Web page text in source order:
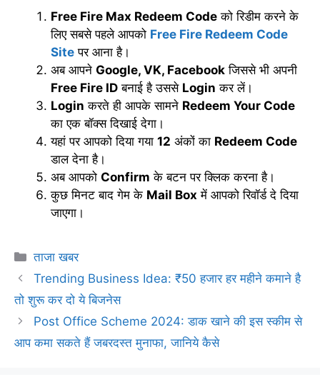
Free Fire Max Redeem Code को रिडीम करने के
लिए सबसे पहले आपको Free Fire Redeem Code
Site पर आना है।
अब आपने Google, VK, Facebook जिससे भी अपनी
Free Fire ID बनाई है उससे Login कर लें।
Login करते ही आपके सामने Redeem Your Code
का एक बॉक्स दिखाई देगा।
यहां पर आपको दिया गया 12 अंकों का Redeem Code
डाल देना है।
अब आपको Confirm के बटन पर क्लिक करना है।
कुछ मिनट बाद गेम के Mail Box में आपको रिवॉर्ड दे दिया
जाएगा।
Categories
ताजा खबर
Trending Business Idea: ₹50 हजार हर महीने कमाने है
तो शुरू कर दो ये बिजनेस
Post Office Scheme 2024: डाक खाने की इस स्कीम से
आप कमा सकते हैं जबरदस्त मुनाफा, जानिये कैसे